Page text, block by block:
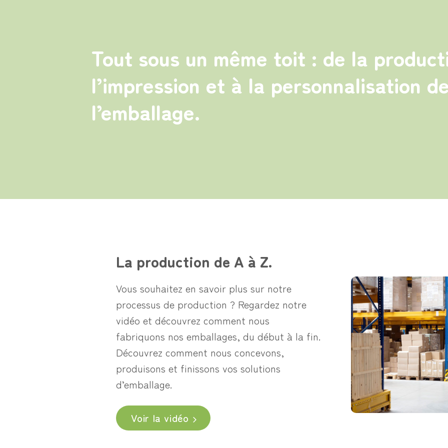
Tout sous un même toit : de la
l’impression et à la personnalisation de
l’emballage.
La production de A à Z.
Vous souhaitez en savoir plus sur notre
processus de production ? Regardez notre
vidéo et découvrez comment nous
fabriquons nos emballages, du début à la fin.
Découvrez comment nous concevons,
produisons et finissons vos solutions
d’emballage.
Voir la vidéo